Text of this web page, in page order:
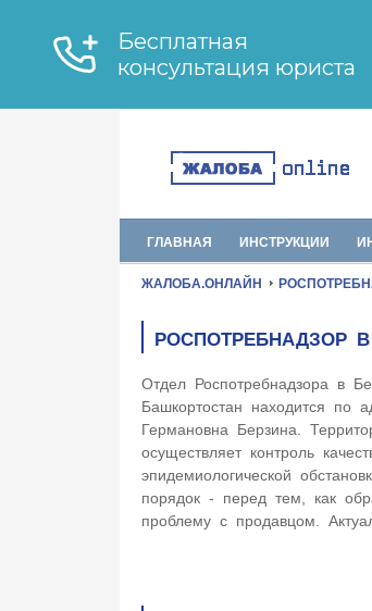
ГЛАВНАЯ ИНСТРУКЦИИ
ЖАЛОБА.ОНЛАЙН
РОСПОТРЕБНАДЗОР
Отдел Роспотребнадзора в
Башкортостан находится по
Германовна Берзина.
осуществляет контроль
эпидемиологической
порядок - перед тем, как
проблему с продавцом.